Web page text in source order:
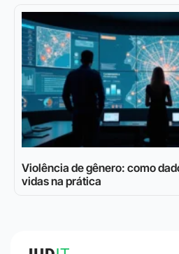
Violência de gênero: como
vidas na prática